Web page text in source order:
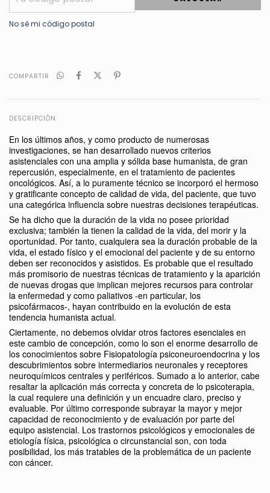
No sé mi código postal
COMPARTIR
DESCRIPCIÓN
En los últimos años, y como producto de numerosas
investigaciones, se han desarrollado nuevos criterios
asistenciales con una amplia y sólida base humanista, de gran
repercusión, especialmente, en el tratamiento de pacientes
oncológicos. Así, a lo puramente técnico se incorporó el hermoso
y gratificante concepto de calidad de vida, del paciente, que tuvo
una categórica influencia sobre nuestras decisiones terapéuticas.
Se ha dicho que la duración de la vida no posee prioridad
exclusiva; también la tienen la calidad de la vida, del morir y la
oportunidad. Por tanto, cualquiera sea la duración probable de la
vida, el estado físico y el emocional del paciente y de su entorno
deben ser reconocidos y asistidos. Es probable que el resultado
más promisorio de nuestras técnicas de tratamiento y la aparición
de nuevas drogas que implican mejores recursos para controlar
la enfermedad y como paliativos -en particular, los
psicofármacos-, hayan contribuido en la evolución de esta
tendencia humanista actual.
Ciertamente, no debemos olvidar otros factores esenciales en
este cambio de concepción, como lo son el enorme desarrollo de
los conocimientos sobre Fisiopatología psiconeuroendocrina y los
descubrimientos sobre intermediarios neuronales y receptores
neuroquímicos centrales y periféricos. Sumado a lo anterior, cabe
resaltar la aplicación más correcta y concreta de lo psicoterapia,
la cual requiere una definición y un encuadre claro, preciso y
evaluable. Por último corresponde subrayar la mayor y mejor
capacidad de reconocimiento y de evaluación por parte del
equipo asistencial. Los trastornos psicológicos y emocionales de
etiología física, psicológica o circunstancial son, con toda
posibilidad, los más tratables de la problemática de un paciente
con cáncer.